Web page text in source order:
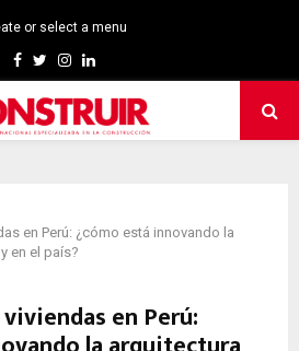
or select a menu
Facebook
TwitterInstagram
Linkedin
en Perú: ¿cómo está innovando la
en el país?
en Perú: